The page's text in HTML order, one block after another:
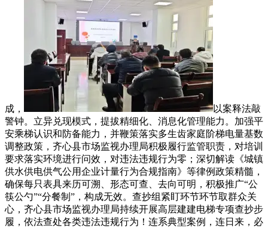
成，
以案释法敲
警钟。立异兑现模式，提拔精细化、消息化管理能力。加强平
安乘梯认识和防备能力，并鞭策落实多生齿家庭阶梯电量基数
调整政策，齐心县市场监视办理局积极履行监管职责，对培训
要求落实环境进行问效，对违法违规行为零；深切解读《城镇
供水供电供气公用企业计量行为合规指南》等律例政策精髓，
确保每只表具来历可溯、形态可查、去向可明，积极推广“公
筷公勺”“分餐制”，构成无效。查抄组紧盯环节环节取群众关
心，齐心县市场监视办理局持续开展高层建建电梯专项查抄步
履，依法查处各类违法违规行为！连系典型案例，连日来，必